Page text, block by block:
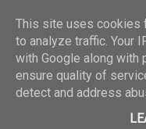
02 jun
30/05/2026
DE
2026
16/05/2026
DE
This site uses cookies
to analyze traffic. Your
with Google along with
ensure quality of
detect and address